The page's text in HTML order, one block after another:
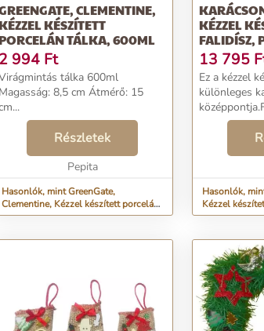
CLEMENTINE,
KÉSZÍTETT
TÁLKA, 600ML
2 994 Ft
tálka 600ml
Magasság: 8,5 cm Átmérő: 15
Részletek
Pepita
Hasonlók, mint GreenGate,
Clementine, Kézzel készített porcelán
tálka, 600ml
KÉZZEL
FALIDÍSZ,
13 795
Ez a kézzel
különleges
környékére
és bárhová
csodálkozó
Hasonlók,
Kézzel
30x50...